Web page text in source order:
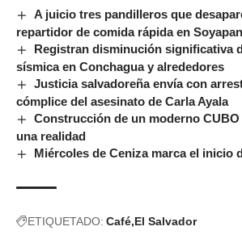
A juicio tres pandilleros que
repartidor de comida rápida en
Registran disminución significativa
sísmica en Conchagua y alrededores
Justicia salvadoreña envía con
cómplice del asesinato de Carla Ayala
Construcción de un moderno CUBO
una realidad
Miércoles de Ceniza marca el inicio
ETIQUETADO: Café El Salvador